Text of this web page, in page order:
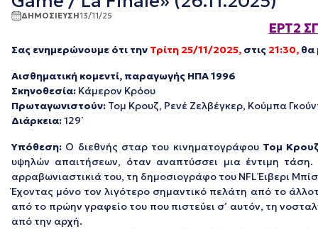
ΔΗΜΟΣΙΕΥΣΗ13/11/25
ΕΡΤ2
Σας ενημερώνουμε ότι την Τρίτη 25/11/2025, στις 21:30, θα
Αισθηματική κομεντί, παραγωγής ΗΠΑ 1996
Σκηνοθεσία: Κάμερον Κρόου
Πρωταγωνιστούν: Τομ Κρουζ, Ρενέ Ζελβέγκερ, Κούμπα
Διάρκεια:129΄
Υπόθεση: Ο διεθνής σταρ του κινηματογράφου Τομ
υψηλών απαιτήσεων, όταν αναπτύσσει μια έντιμη
αρραβωνιαστικιά του, τη δημοσιογράφο του NFL Έιβερι
Έχοντας μόνο τον λιγότερο σημαντικό πελάτη από το
από το πρώην γραφείο του που πιστεύει σ’ αυτόν, τη
από την αρχή.